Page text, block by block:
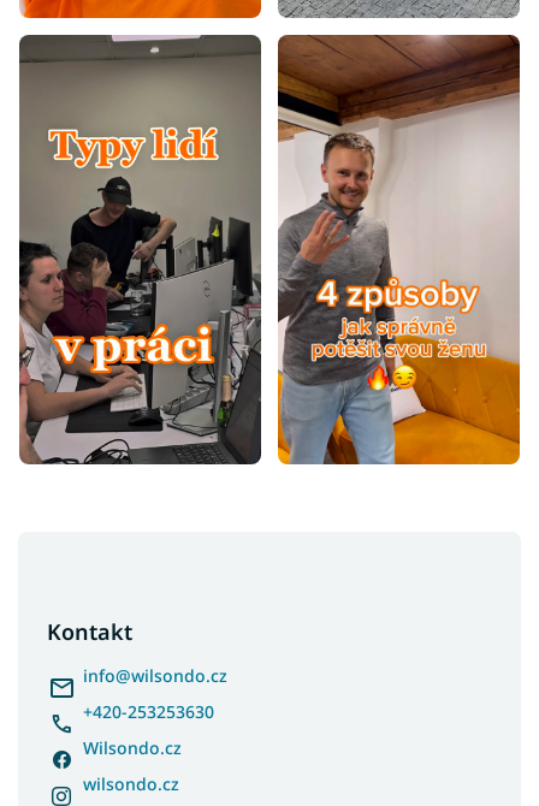
Kontakt
info@wilsondo.cz
+420-253253630
Wilsondo.cz
wilsondo.cz